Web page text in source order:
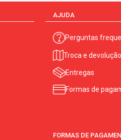
AJUDA
Perguntas
Troca e devolução
Entregas
Formas de
FORMAS DE